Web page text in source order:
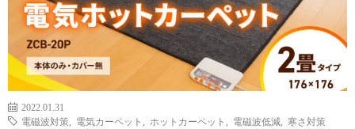
2022.01.31
電磁波対策
電気カーペット ホットカーペット 電磁波低減 寒さ対策